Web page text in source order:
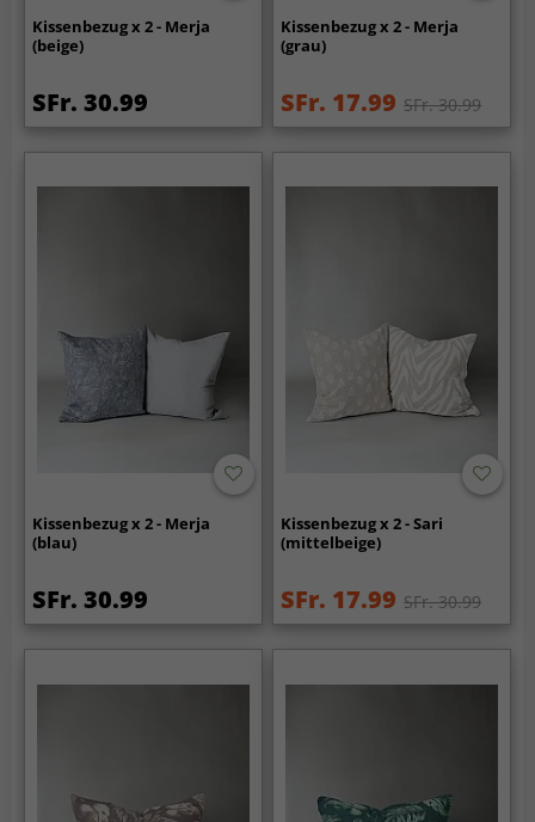
Kissenbezug x 2 - Merja
(beige)
SFr. 30.99
Kissenbezug x 2 - Merja
(grau)
SFr. 17.99 SFr. 30.99
Kissenbezug x 2 - Merja
(blau)
SFr. 30.99
Kissenbezug x 2 - Sari
(mittelbeige)
SFr. 17.99 SFr. 30.99